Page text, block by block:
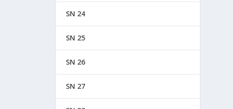
SN 24
SN 25
SN 26
SN 27